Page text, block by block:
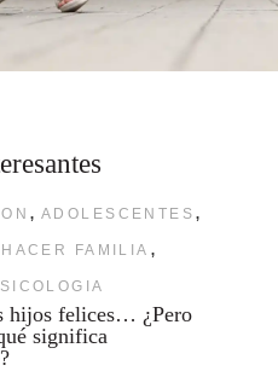
, ADOLESCENTES ,
HACER FAMILIA ,
hijos felices… ¿Pero
significa